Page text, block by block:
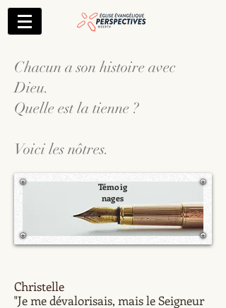
Chacun a son histoire avec
Dieu.
Quelle est la tienne ?
Voici les nôtres.
Témoig
nages
Christelle
"Je me dévalorisais, mais le Seigneur